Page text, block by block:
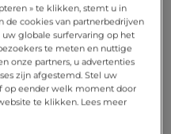
» te klikken, stemt u in
de cookies van partnerbedrijven
globale surfervaring op het
te meten en nuttige
onze partners, u advertenties
zijn afgestemd. Stel uw
op eender welk moment door
te klikken. Lees meer